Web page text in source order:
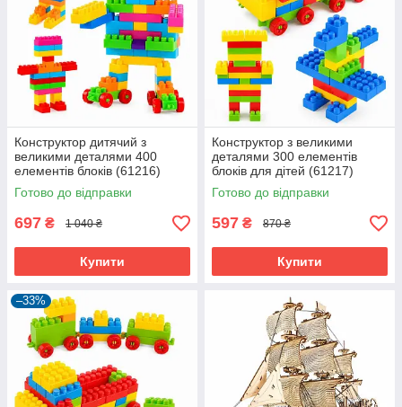
Конструктор дитячий з
великими деталями 400
елементів блоків (61216)
Готово до відправки
697 ₴ 1 040 ₴
Купити
Конструктор з великими
деталями 300 елементів
блоків для дітей (61217)
Готово до відправки
597 ₴ 870 ₴
Купити
–33%